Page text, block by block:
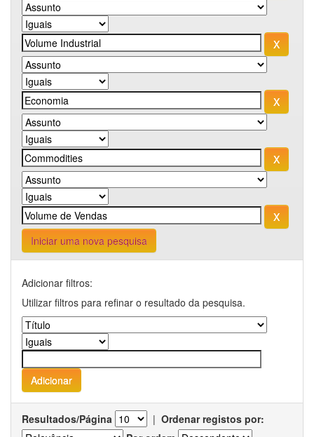
Iniciar uma nova pesquisa
Adicionar filtros:
Utilizar filtros para refinar o resultado da pesquisa.
Resultados/Página | Ordenar registos por: